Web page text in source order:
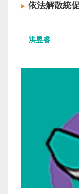
依法解散統
洪昱睿